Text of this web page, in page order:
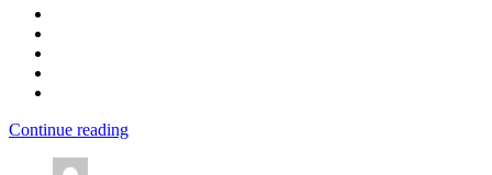
Continue reading